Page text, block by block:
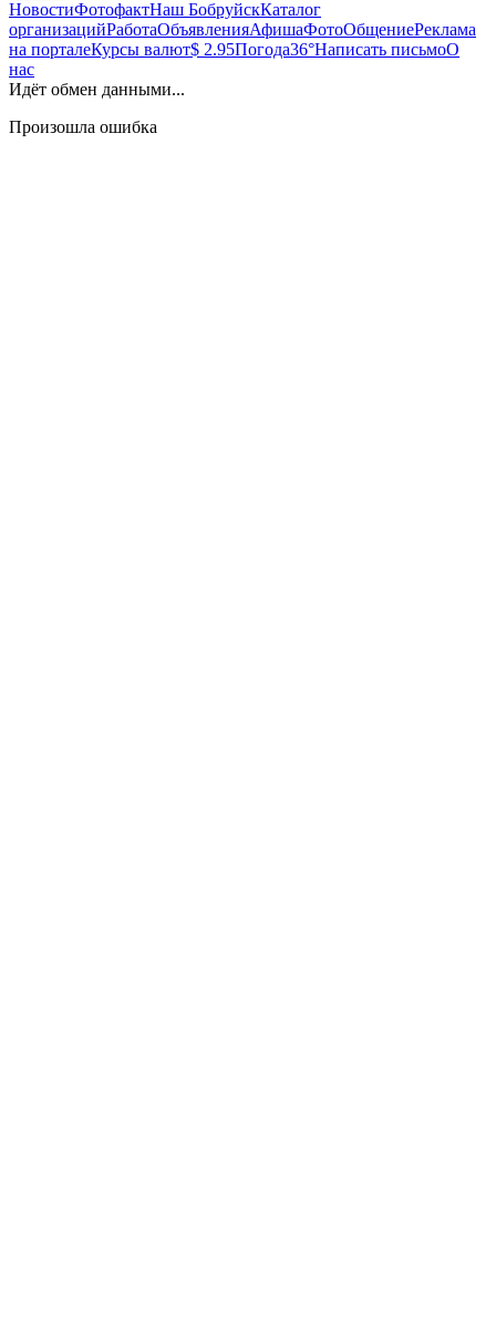
НовостиФотофактНаш БобруйскКаталог
организацийРаботаОбъявленияАфишаФотоОбщениеРеклама
на порталеКурсы валют$ 2.95Погода36°Написать письмоО
нас
Идёт обмен данными...
Произошла ошибка